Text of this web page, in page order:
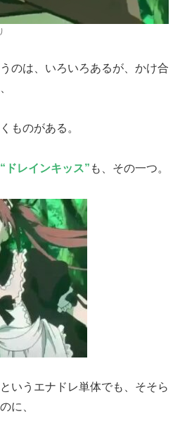
のは、いろいろあるが、かけ合
ものがある。
“ドレインキッス” も、その一つ。
というエナドレ単体でも、そそら
に、